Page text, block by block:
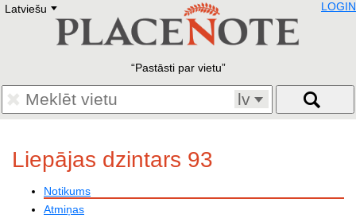
Latviešu E
Deutsch
Francais
Polski
Eestikeelne
LOGIN
Pastāsti par vietu
lv
Liepājas dzintars 93
Notikums
Atmiņas